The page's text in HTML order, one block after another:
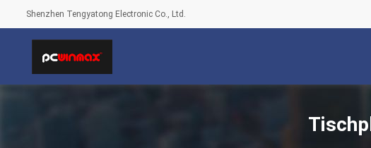
Shenzhen Tengyatong Electronic Co., Ltd.